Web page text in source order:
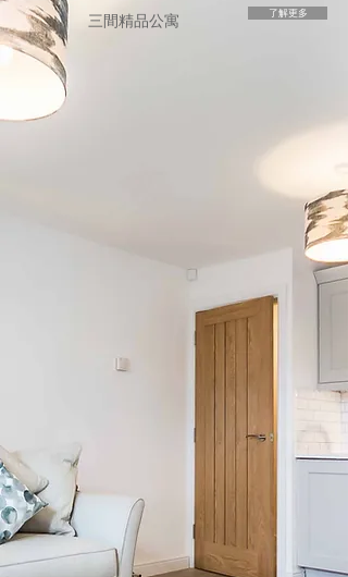
三間精品公寓 了解更多